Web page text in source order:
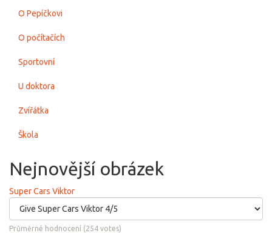
O Pepíčkovi
O počítačích
Sportovní
U doktora
Zvířátka
Škola
Nejnovější obrázek
Super Cars Viktor
Průměrné hodnocení (254 votes)